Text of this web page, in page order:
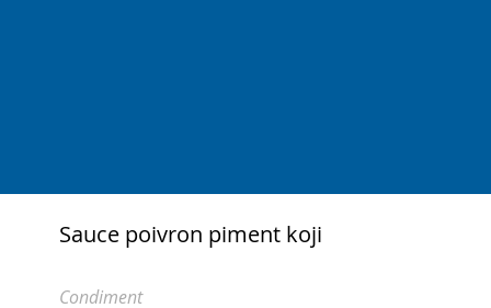
Sauce poivron piment koji
Condiment